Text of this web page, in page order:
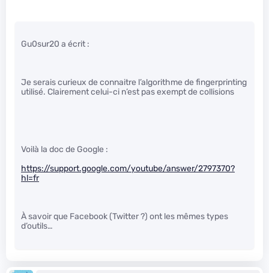
Gu0sur20 a écrit :
Je serais curieux de connaitre l’algorithme de fingerprinting
utilisé. Clairement celui-ci n’est pas exempt de collisions
Voilà la doc de Google :
https://support.google.com/youtube/answer/2797370?
hl=fr
À savoir que Facebook (Twitter ?) ont les mêmes types
d’outils…